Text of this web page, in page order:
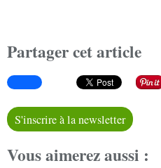
Partager cet article
S'inscrire à la newsletter
Vous aimerez aussi :